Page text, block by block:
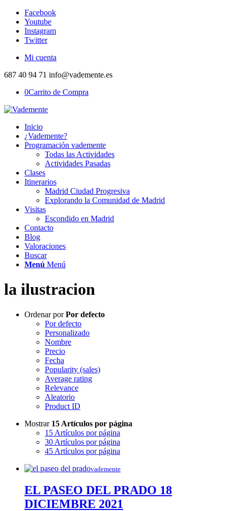
Facebook
Youtube
Instagram
Twitter
Mi cuenta
687 40 94 71 info@vademente.es
0Carrito de Compra
Inicio
¿Vademente?
Programación vademente
Todas las Actividades
Actividades Pasadas
Clases
Itinerarios
Madrid Ciudad Progresiva
Explorando la Comunidad de Madrid
Visitas
Escondido en Madrid
Contacto
Blog
Valoraciones
Buscar
Menú Menú
la ilustracion
Ordenar porPor defecto
Por defecto
Personalizado
Nombre
Precio
Fecha
Popularity (sales)
Average rating
Relevance
Aleatorio
Product ID
Mostrar 15 Artículos por página
15 Artículos por página
30 Artículos por página
45 Artículos por página
vademente
EL PASEO DEL PRADO 18
DICIEMBRE 2021